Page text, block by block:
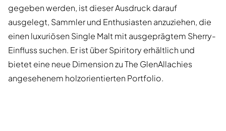
gegeben werden, ist dieser Ausdruck darauf
ausgelegt, Sammler und Enthusiasten anzuziehen, die
einen luxuriösen Single Malt mit ausgeprägtem Sherry-
Einfluss suchen. Er ist über Spiritory erhältlich und
bietet eine neue Dimension zu The GlenAllachies
angesehenem holzorientierten Portfolio.